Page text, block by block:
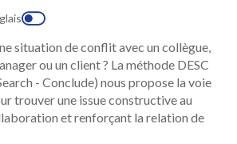
situation de conflit avec un collègue,
ou un client ? La méthode DESC
- Conclude) nous propose la voie
trouver une issue constructive au
et renforçant la relation de